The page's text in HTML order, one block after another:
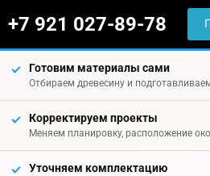
+7 921 027-89-78
Готовим материалы сами
Отбираем древесину и
Корректируем проекты
Меняем планировку, расположение
Уточняем комплектацию